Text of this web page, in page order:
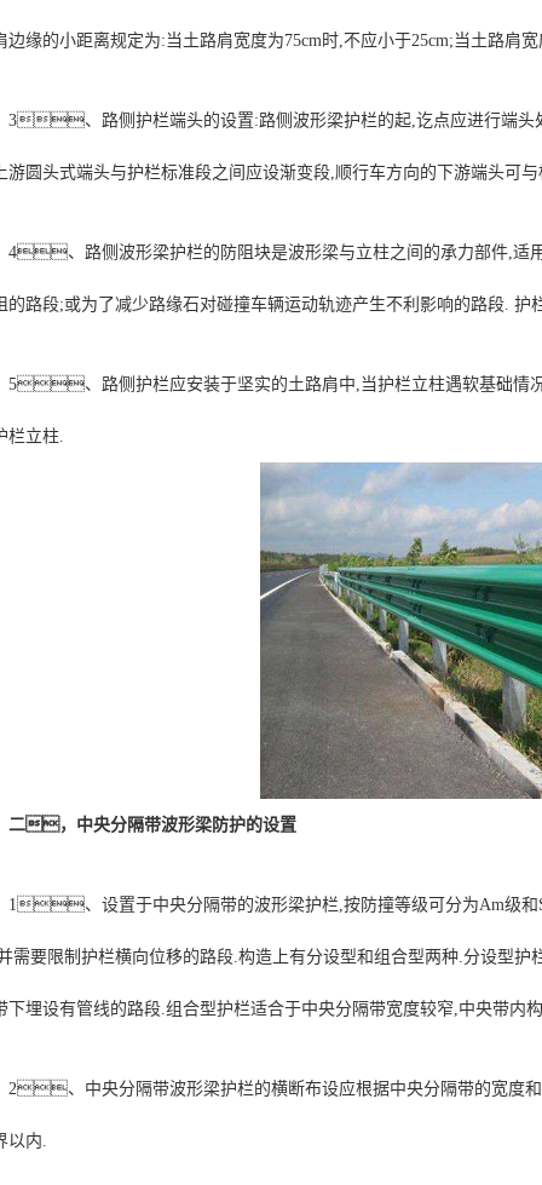
边缘的小距离规定为:当土路肩宽度为75cm时,不应小于25cm;当土路肩
3、路侧护栏端头的设置:路侧波形梁护栏的起,讫点应进行端头
游圆头式端头与护栏标准段之间应设渐变段,顺行车方向的下游端头可
4、路侧波形梁护栏的防阻块是波形梁与立柱之间的承力部件,适
的路段;或为了减少路缘石对碰撞车辆运动轨迹产生不利影响的路段.
5、路侧护栏应安装于坚实的土路肩中,当护栏立柱遇软基础情
栏立柱.
二，中央分隔带波形梁防护的设置
1、设置于中央分隔带的波形梁护栏,按防撞等级可分为Am级和
需要限制护栏横向位移的路段.构造上有分设型和组合型两种.分设型
下埋设有管线的路段.组合型护栏适合于中央分隔带宽度较窄,中央带内
2、中央分隔带波形梁护栏的横断布设应根据中央分隔带的宽度
以内.